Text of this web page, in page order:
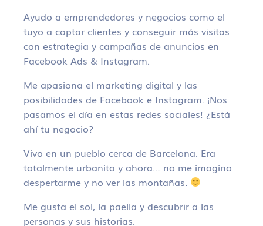
Ayudo a emprendedores y negocios como el
tuyo a captar clientes y conseguir más visitas
con estrategia y campañas de anuncios en
Facebook Ads & Instagram.
Me apasiona el marketing digital y las
posibilidades de Facebook e Instagram. ¡Nos
pasamos el día en estas redes sociales! ¿Está
ahí tu negocio?
Vivo en un pueblo cerca de Barcelona. Era
totalmente urbanita y ahora… no me imagino
despertarme y no ver las montañas.
Me gusta el sol, la paella y descubrir a las
personas y sus historias.